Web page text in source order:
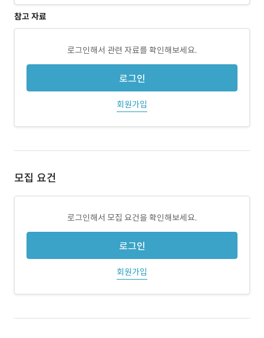
참고 자료
로그인해서 관련 자료를 확인해보세요.
로그인
회원가입
모집 요건
로그인해서 모집 요건을 확인해보세요.
로그인
회원가입